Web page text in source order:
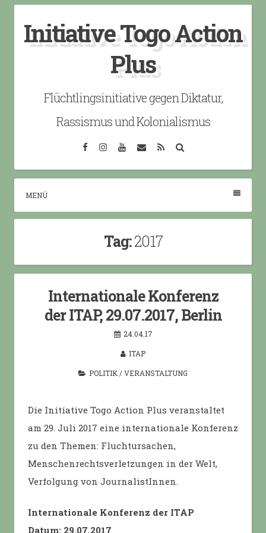
content
Initiative Togo Action
Plus
Flüchtlingsinitiative gegen Diktatur,
Rassismus und Kolonialismus
FacebookInstagramYouTube
EmailRSS
MENÜ
Tag:2017
Internationale Konferenz
der ITAP, 29.07.2017, Berlin
24.04.17
ITAP
POLITIK /VERANSTALTUNG
Die Initiative Togo Action Plus veranstaltet
am 29. Juli 2017 eine internationale Konferenz
zu den Themen: Fluchtursachen,
Menschenrechtsverletzungen in der Welt,
Verfolgung von JournalistInnen.
Internationale Konferenz der ITAP
Datum: 29.07.2017